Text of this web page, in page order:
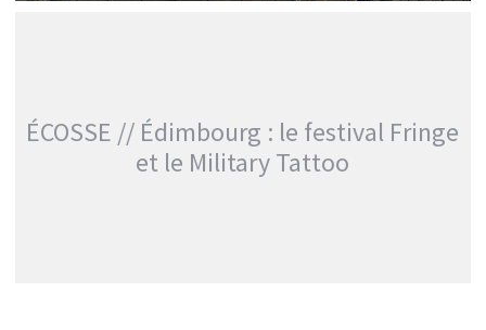
ÉCOSSE // Édimbourg : le festival Fringe
et le Military Tattoo